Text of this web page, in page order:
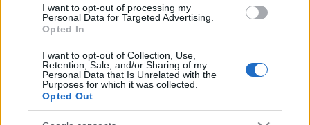
I want to opt-out of processing my
Personal Data for Targeted Advertising.
Opted In
I want to opt-out of Collection, Use,
Retention, Sale, and/or Sharing of my
Personal Data that Is Unrelated with the
Purposes for which it was collected.
Opted Out
elkerülésében
Folytatódik a szúnyogírtás szerte az országban. Az ázsiai
vödrökben, gyermekjátékokban.